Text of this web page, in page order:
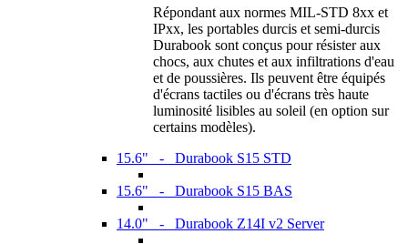
Répondant aux normes MIL-STD 8xx et
IPxx, les portables durcis et semi-durcis
Durabook sont conçus pour résister aux
chocs, aux chutes et aux infiltrations d'eau
et de poussières. Ils peuvent être équipés
d'écrans tactiles ou d'écrans très haute
luminosité lisibles au soleil (en option sur
certains modèles).
15.6" - Durabook S15 STD
15.6" - Durabook S15 BAS
14.0" - Durabook Z14I v2 Server